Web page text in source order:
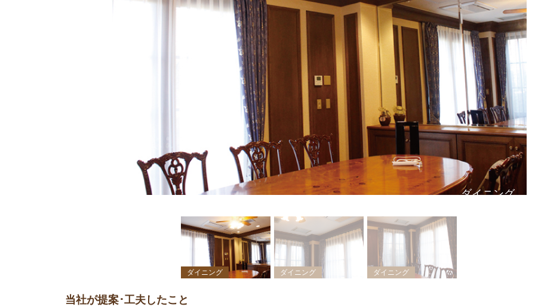
ダイニング
ダイニング ダイニング ダイニング
当社が提案･工夫したこと